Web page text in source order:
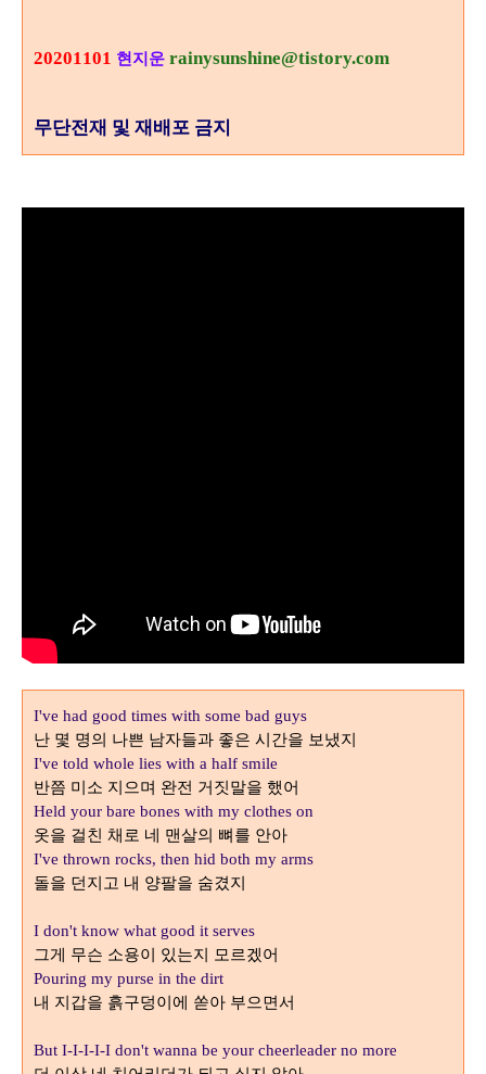
20201101 현지운 rainysunshine@tistory.com
무단전재 및 재배포 금지
I've had good times with some bad guys
난 몇 명의 나쁜 남자들과 좋은 시간을 보냈지
I've told whole lies with a half smile
반쯤 미소 지으며 완전 거짓말을 했어
Held your bare bones with my clothes on
옷을 걸친 채로 네 맨살의 뼈를 안아
I've thrown rocks, then hid both my arms
돌을 던지고 내 양팔을 숨겼지
I don't know what good it serves
그게 무슨 소용이 있는지 모르겠어
Pouring my purse in the dirt
내 지갑을 흙구덩이에 쏟아 부으면서
But I-I-I-I-I don't wanna be your cheerleader no more